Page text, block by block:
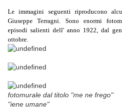
Le immagini seguenti riproducono
Giuseppe Terragni.
Sono enormi
episodi salienti dell' anno 1922, dal
ottobre.
fotomurale dal titolo "me ne frego"
"iene umane"